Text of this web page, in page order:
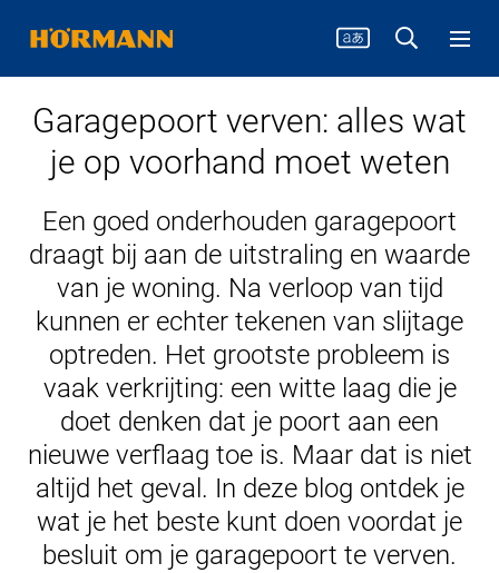
Garagepoort verven: alles wat
je op voorhand moet weten
Een goed onderhouden garagepoort
draagt bij aan de uitstraling en waarde
van je woning. Na verloop van tijd
kunnen er echter tekenen van slijtage
optreden. Het grootste probleem is
vaak verkrijting: een witte laag die je
doet denken dat je poort aan een
nieuwe verflaag toe is. Maar dat is niet
altijd het geval. In deze blog ontdek je
wat je het beste kunt doen voordat je
besluit om je garagepoort te verven.